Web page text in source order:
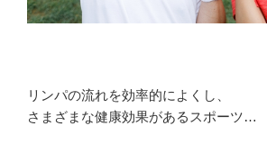
リンパの流れを効率的によくし、
さまざまな健康効果があるスポーツ…